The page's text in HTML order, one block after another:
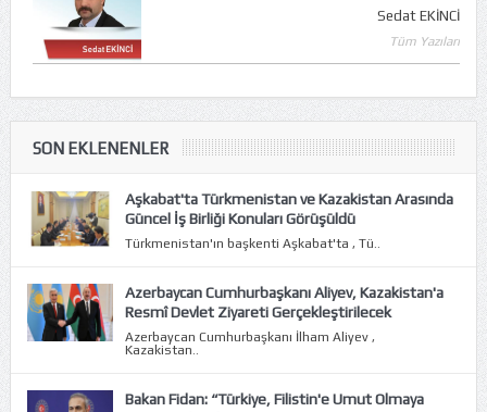
Sedat EKİNCİ
Tüm Yazıları
SON EKLENENLER
Aşkabat'ta Türkmenistan ve Kazakistan Arasında
Güncel İş Birliği Konuları Görüşüldü
Türkmenistan'ın başkenti Aşkabat'ta , Tü..
Azerbaycan Cumhurbaşkanı Aliyev, Kazakistan'a
Resmî Devlet Ziyareti Gerçekleştirilecek
Azerbaycan Cumhurbaşkanı İlham Aliyev ,
Kazakistan..
Bakan Fidan: “Türkiye, Filistin'e Umut Olmaya